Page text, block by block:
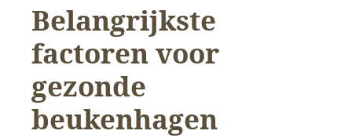
Belangrijkste
factoren voor
gezonde
beukenhagen